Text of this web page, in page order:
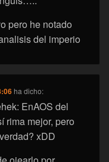
pero he notado
del imperio
ha dicho:
EnAOS del
rima mejor, pero
xDD